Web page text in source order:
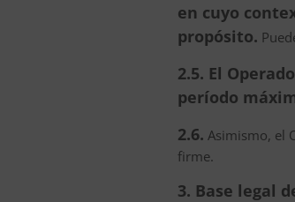
en cuyo
propósito.
2.5. El
período
2.6. Asimismo, el
firme.
3. Base legal